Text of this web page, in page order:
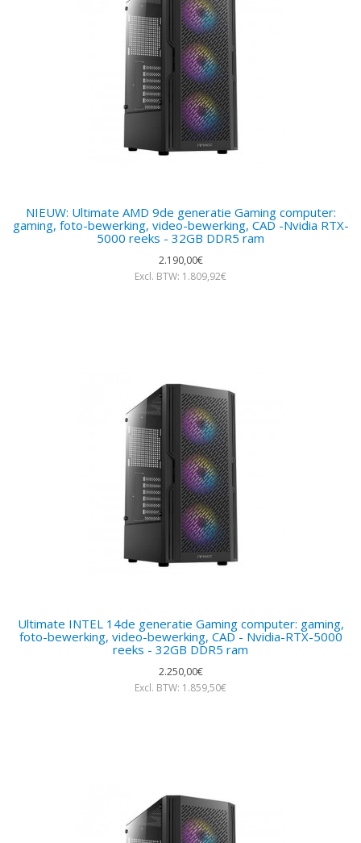
NIEUW: Ultimate AMD 9de generatie Gaming computer:
gaming, foto-bewerking, video-bewerking, CAD -Nvidia RTX-
5000 reeks - 32GB DDR5 ram
2.190,00€
Excl. BTW: 1.809,92€
Ultimate INTEL 14de generatie Gaming computer: gaming,
foto-bewerking, video-bewerking, CAD - Nvidia-RTX-5000
reeks - 32GB DDR5 ram
2.250,00€
Excl. BTW: 1.859,50€